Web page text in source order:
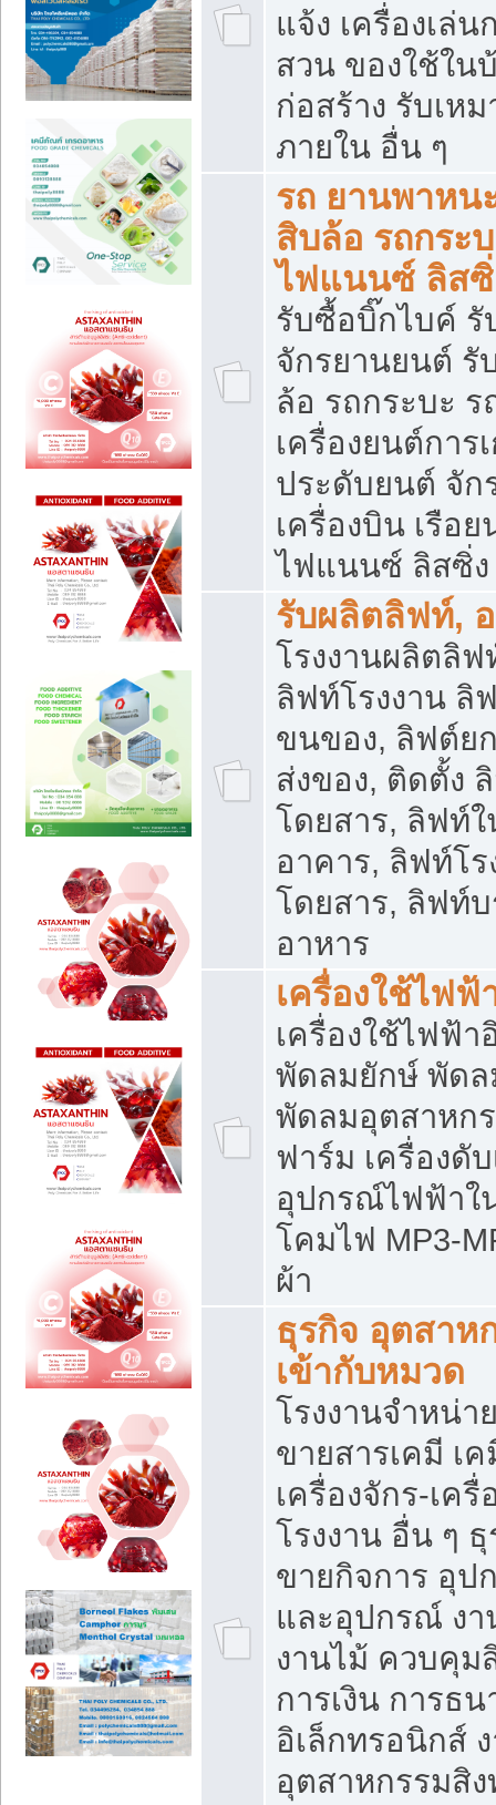
แจ้ง เครื่องเล่น
สวน ของใช้ใน
ก่อสร้าง รับเห
ภายใน อื่น ๆ
รถ ยานพาหน
สิบล้อ รถกระ
ไฟแนนซ์ ลิส
รับซื้อบิ๊กไบค์
จักรยานยนต์ รั
ล้อ รถกระบะ
เครื่องยนต์การ
ประดับยนต์ จัก
เครื่องบิน เรือ
ไฟแนนซ์ ลิสซิ่ง
รับผลิตลิฟท์,
โรงงานผลิตลิ
ลิฟท์โรงงาน ลิ
ขนของ, ลิฟต์ย
ส่งของ, ติดตั้ง
โดยสาร, ลิฟท์
อาคาร, ลิฟท์โ
โดยสาร, ลิฟท์
อาหาร
เครื่องใช้ไฟฟ้
เครื่องใช้ไฟฟ้า
พัดลมยักษ์ พัด
พัดลมอุตสาหก
ฟาร์ม เครื่องดั
อุปกรณ์ไฟฟ้าใ
โคมไฟ MP3-
ผ้า
ธุรกิจ อุตสาห
เข้ากับหมวด
โรงงานจำหน่
ขายสารเคมี เ
เครื่องจักร-เค
โรงงาน อื่น ๆ
ขายกิจการ อุป
และอุปกรณ์ ง
งานไม้ ควบคุม
การเงิน การธ
อิเล็กทรอนิกส์
อุตสาหกรรมสิ